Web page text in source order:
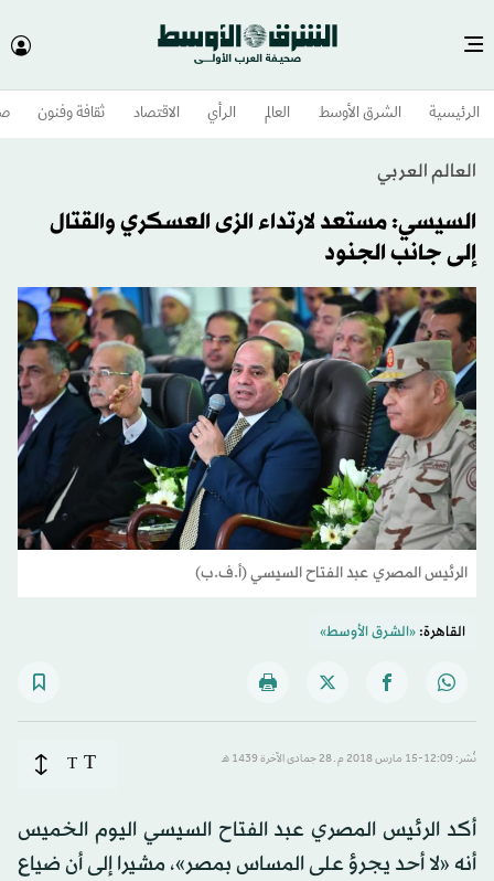
الرئيسية الشرق الأوسط​ العالم الرأي الاقتصاد ثقافة وفنون
العالم العربي
السيسي: مستعد لارتداء الزى العسكري والقتال
إلى جانب الجنود
الرئيس المصري عبد الفتاح السيسي (أ.ف.ب)
القاهرة:«الشرق الأوسط»
نُشر: 12:09-15 مارس 2018 م ـ 28 جمادى الآخرة 1439 هـ T
T
أكد الرئيس المصري عبد الفتاح السيسي اليوم الخميس
أنه «لا أحد يجرؤ على المساس بمصر»، مشيرا إلى أن ضياع